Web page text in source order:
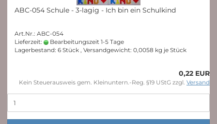
ABC-054 Schule - 3-lagig - Ich bin ein Schulkind
Art.Nr.: ABC-054
Lieferzeit:
Bearbeitungszeit 1-5 Tage
Lagerbestand: 6 Stück , Versandgewicht: 0,0058 kg je Stück
0,22 EUR
Kein Steuerausweis gem. Kleinuntern.-Reg. §19 UStG zzgl. Versand